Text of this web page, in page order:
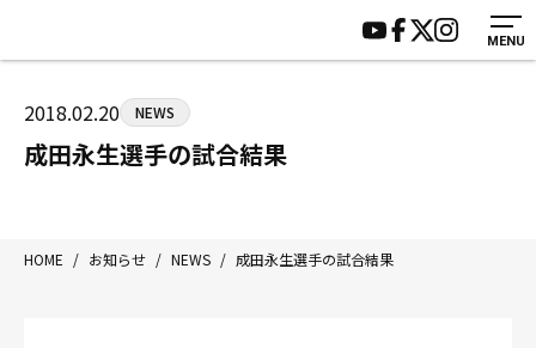
MENU
HOME
ジムについて
トレーニング
入会案内
施設紹介
サポーター募集
2018.02.20 NEWS
成田永生選手の試合結果
HOME / お知らせ / NEWS / 成田永生選手の試合結果